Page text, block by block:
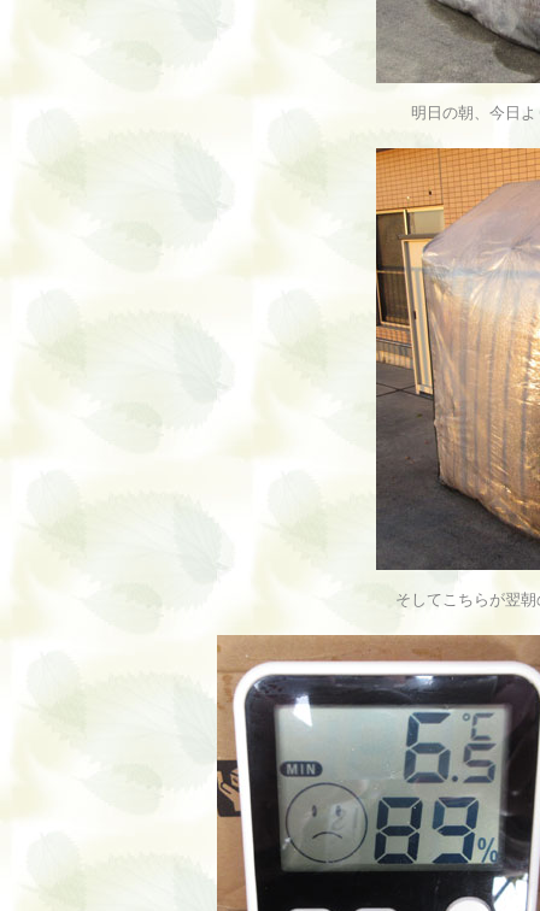
明日の朝、今日
そしてこちらが翌